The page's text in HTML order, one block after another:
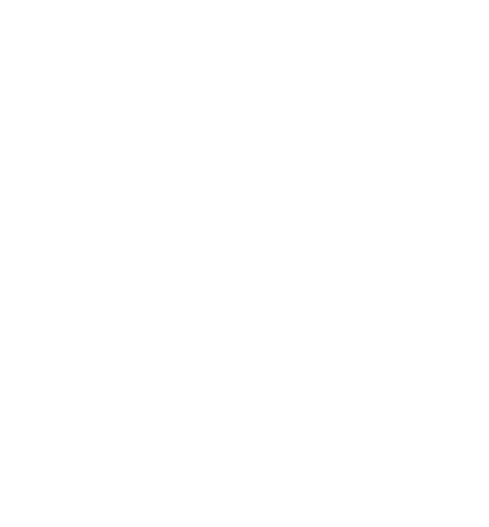
zum Einfrieren bestens
Depurple F1
„Depurple F1“ ist ein
violetter, großblumiger
Blumenkohl Blumini
Blumenkohl-Spezialität
Blumenkohl